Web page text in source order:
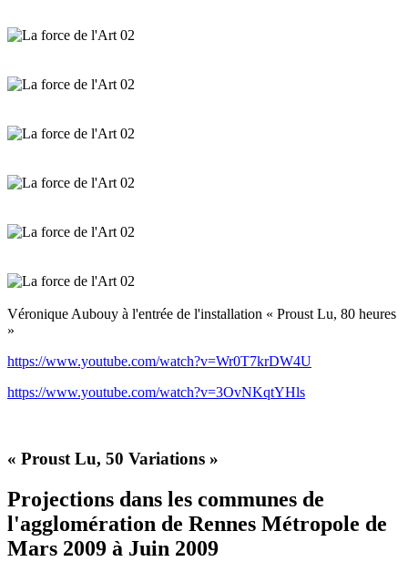
Véronique Aubouy à l'entrée de l'installation « Proust Lu, 80 heures
»
https://www.youtube.com/watch?v=Wr0T7krDW4U
https://www.youtube.com/watch?v=3OvNKqtYHls
« Proust Lu, 50 Variations »
Projections dans les communes de
l'agglomération de Rennes Métropole de
Mars 2009 à Juin 2009